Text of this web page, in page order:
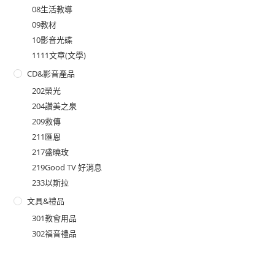
08生活教導
09教材
10影音光碟
1111文章(文學)
CD&影音產品
202榮光
204讚美之泉
209救傳
211匯恩
217盛曉玫
219Good TV 好消息
233以斯拉
文具&禮品
301教會用品
302福音禮品